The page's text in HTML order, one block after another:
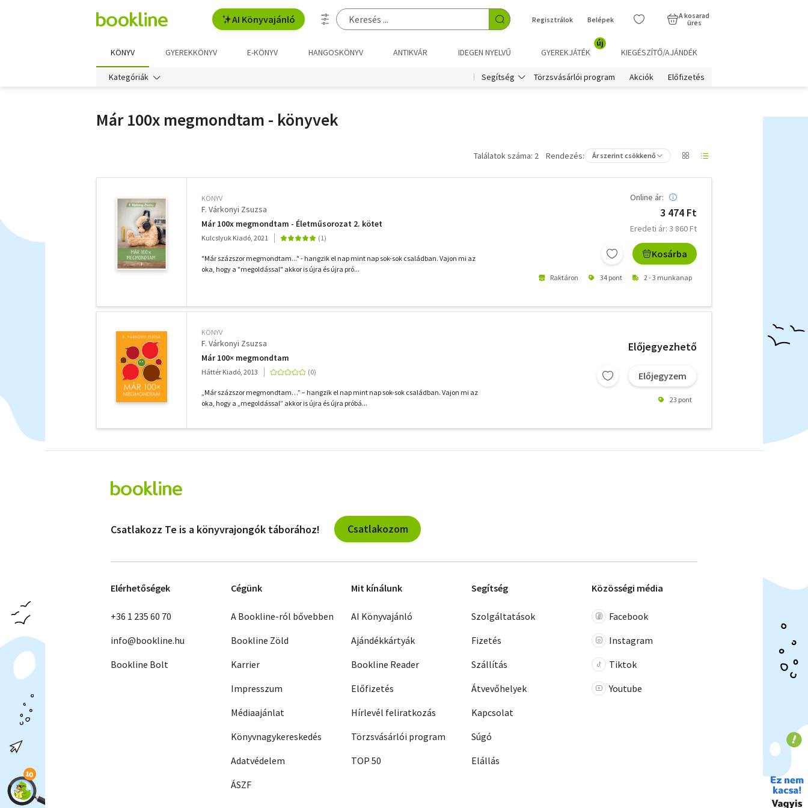
AI Könyvajánló Regisztrálok Belépek
A kosarad
üres
KÖNYV GYEREKKÖNYV E-KÖNYV HANGOSKÖNYV ANTIKVÁR IDEGEN NYELVŰ GYEREKJÁTÉK
új
KIEGÉSZÍTŐ/AJÁNDÉK
Kategóriák Segítség Törzsvásárlói program Akciók Előfizetés
Már 100x megmondtam - könyvek
Találatok száma: 2 Rendezés: Ár szerint csökkenő
KÖNYV
F. Várkonyi Zsuzsa
Már 100x megmondtam - Életműsorozat 2. kötet
Kulcslyuk Kiadó, 2021
"Már százszor megmondtam..." - hangzik el nap mint nap sok-sok családban. Vajon mi az
oka, hogy a "megoldással" akkor is újra és újra pró...
Online ár:
3 474 Ft
Eredeti ár: 3 860 Ft
Kosárba
Raktáron 34 pont 2 - 3 munkanap
KÖNYV
F. Várkonyi Zsuzsa
Már 100× megmondtam
Háttér Kiadó, 2013
„Már százszor megmondtam…” − hangzik el nap mint nap sok-sok családban. Vajon mi az
oka, hogy a „megoldással” akkor is újra és újra próbá...
Előjegyezhető
Előjegyzem
23 pont
szűrők
Csatlakozz Te is a könyvrajongók táborához! Csatlakozom
Elérhetőségek
+36 1 235 60 70
info@bookline.hu
Bookline Bolt
Cégünk
A Bookline-ról bővebben
Bookline Zöld
Karrier
Impresszum
Médiaajánlat
Könyvnagykereskedés
Adatvédelem
ÁSZF
Mit kínálunk
AI Könyvajánló
Ajándékkártyák
Bookline Reader
Előfizetés
Hírlevél feliratkozás
Törzsvásárlói program
TOP 50
Segítség
Szolgáltatások
Fizetés
Szállítás
Átvevőhelyek
Kapcsolat
Súgó
Elállás
Közösségi média
Facebook
Instagram
Tiktok
Youtube